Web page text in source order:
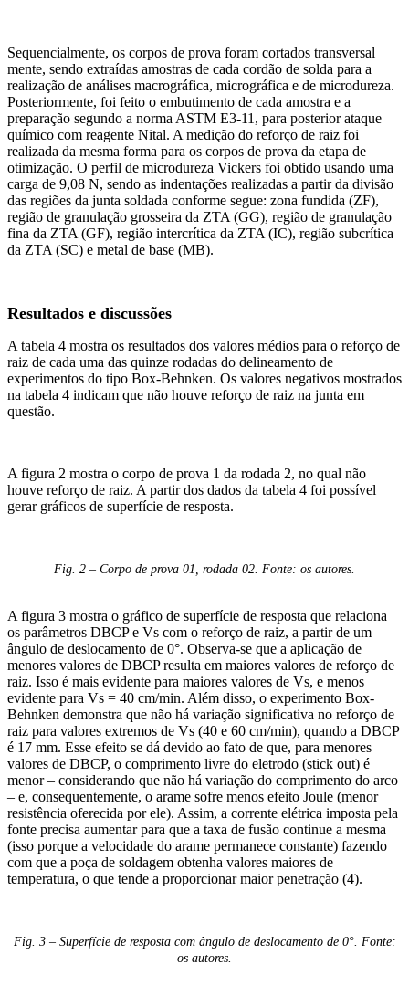
Sequencialmente, os corpos de prova foram cortados transversal
mente, sendo extraídas amostras de cada cordão de solda para a
realização de análises macrográfica, micrográfica e de microdureza.
Posteriormente, foi feito o embutimento de cada amostra e a
preparação segundo a norma ASTM E3-11, para posterior ataque
químico com reagente Nital. A medição do reforço de raiz foi
realizada da mesma forma para os corpos de prova da etapa de
otimização. O perfil de microdureza Vickers foi obtido usando uma
carga de 9,08 N, sendo as indentações realizadas a partir da divisão
das regiões da junta soldada conforme segue: zona fundida (ZF),
região de granulação grosseira da ZTA (GG), região de granulação
fina da ZTA (GF), região intercrítica da ZTA (IC), região subcrítica
da ZTA (SC) e metal de base (MB).
Resultados e discussões
A tabela 4 mostra os resultados dos valores médios para o reforço de
raiz de cada uma das quinze rodadas do delineamento de
experimentos do tipo Box-Behnken. Os valores negativos mostrados
na tabela 4 indicam que não houve reforço de raiz na junta em
questão.
A figura 2 mostra o corpo de prova 1 da rodada 2, no qual não
houve reforço de raiz. A partir dos dados da tabela 4 foi possível
gerar gráficos de superfície de resposta.
Fig. 2 – Corpo de prova 01, rodada 02. Fonte: os autores.
A figura 3 mostra o gráfico de superfície de resposta que relaciona
os parâmetros DBCP e Vs com o reforço de raiz, a partir de um
ângulo de deslocamento de 0°. Observa-se que a aplicação de
menores valores de DBCP resulta em maiores valores de reforço de
raiz. Isso é mais evidente para maiores valores de Vs, e menos
evidente para Vs = 40 cm/min. Além disso, o experimento Box-
Behnken demonstra que não há variação significativa no reforço de
raiz para valores extremos de Vs (40 e 60 cm/min), quando a DBCP
é 17 mm. Esse efeito se dá devido ao fato de que, para menores
valores de DBCP, o comprimento livre do eletrodo (stick out) é
menor – considerando que não há variação do comprimento do arco
– e, consequentemente, o arame sofre menos efeito Joule (menor
resistência oferecida por ele). Assim, a corrente elétrica imposta pela
fonte precisa aumentar para que a taxa de fusão continue a mesma
(isso porque a velocidade do arame permanece constante) fazendo
com que a poça de soldagem obtenha valores maiores de
temperatura, o que tende a proporcionar maior penetração (4).
Fig. 3 – Superfície de resposta com ângulo de deslocamento de 0°. Fonte:
os autores.